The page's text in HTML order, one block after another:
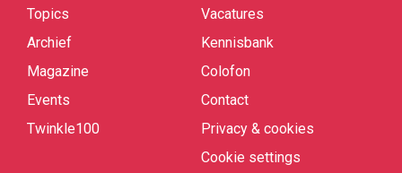
Topics
Archief
Magazine
Events
Twinkle100
Vacatures
Kennisbank
Colofon
Contact
Privacy & cookies
Cookie settings